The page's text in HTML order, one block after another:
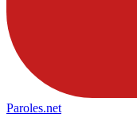
Paroles.net